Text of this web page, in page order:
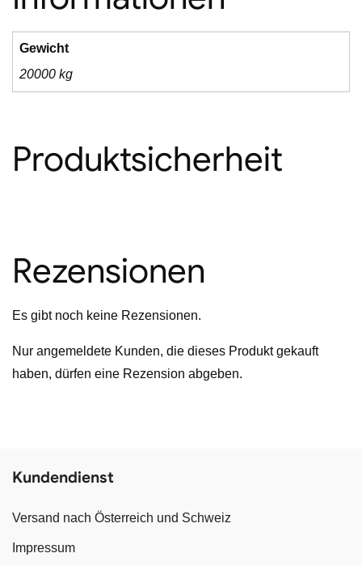
Gewicht
20000 kg
Produktsicherheit
Rezensionen
Es gibt noch keine Rezensionen.
Nur angemeldete Kunden, die dieses Produkt gekauft
haben, dürfen eine Rezension abgeben.
Kundendienst
Versand nach Österreich und Schweiz
Impressum